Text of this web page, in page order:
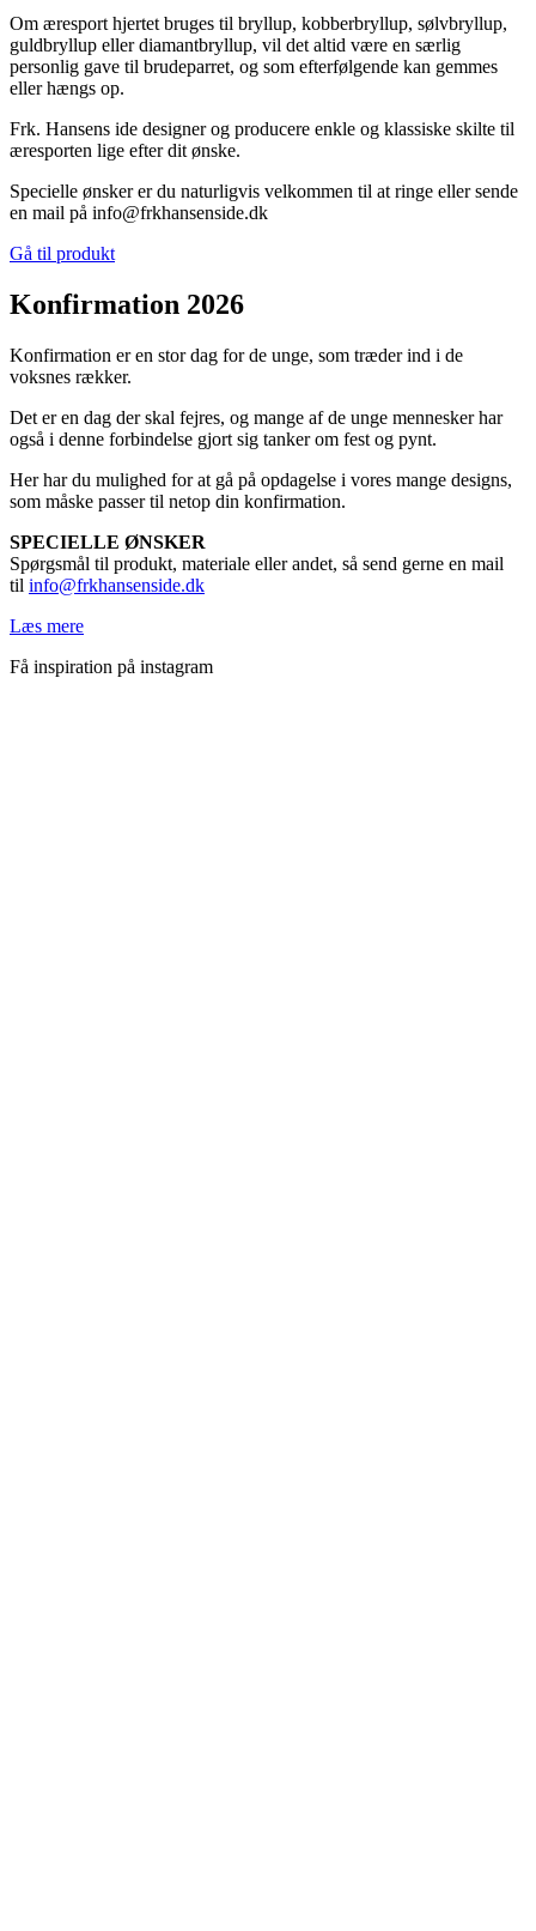
Om æresport hjertet bruges til bryllup, kobberbryllup, sølvbryllup,
guldbryllup eller diamantbryllup, vil det altid være en særlig
personlig gave til brudeparret, og som efterfølgende kan gemmes
eller hængs op.
Frk. Hansens ide designer og producere enkle og klassiske skilte til
æresporten lige efter dit ønske.
Specielle ønsker er du naturligvis velkommen til at ringe eller sende
en mail på info@frkhansenside.dk
Gå til produkt
Konfirmation 2026
Konfirmation er en stor dag for de unge, som træder ind i de
voksnes rækker.
Det er en dag der skal fejres, og mange af de unge mennesker har
også i denne forbindelse gjort sig tanker om fest og pynt.
Her har du mulighed for at gå på opdagelse i vores mange designs,
som måske passer til netop din konfirmation.
SPECIELLE ØNSKER
Spørgsmål til produkt, materiale eller andet, så send gerne en mail
til info@frkhansenside.dk
Læs mere
Få inspiration på instagram